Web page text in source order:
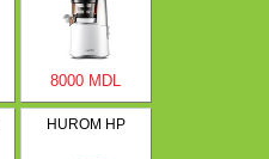
8000 MDL
HUROM HP